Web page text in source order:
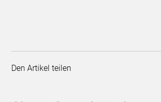
Den Artikel teilen